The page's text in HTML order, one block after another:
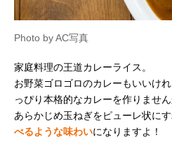
Photo by AC写真
家庭料理の王道カレーライス。
お野菜ゴロゴロのカレーもいいけ
っぴり本格的なカレーを作りません
あらかじめ玉ねぎをピューレ状に
べるような味わいになりますよ！